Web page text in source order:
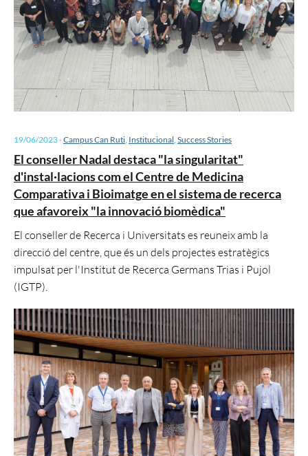
19/06/2023-Campus Can Ruti Institucional Success Stories
El conseller Nadal destaca "la singularitat"
d'instal·lacions com el Centre de Medicina
Comparativa i Bioimatge en el sistema de recerca
que afavoreix "la innovació biomèdica"
El conseller de Recerca i Universitats es reuneix amb la
direcció del centre, que és un dels projectes estratègics
impulsat per l'Institut de Recerca Germans Trias i Pujol
(IGTP).